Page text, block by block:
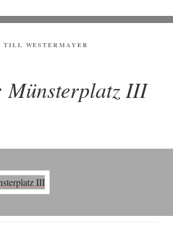
TILL WESTERMAYER
Münsterplatz III